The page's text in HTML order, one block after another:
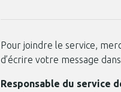
Pour joindre le service,
d’écrire votre message
Responsable du service